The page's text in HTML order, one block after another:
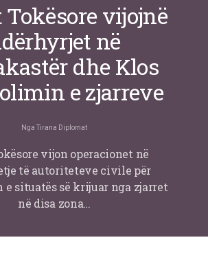
Tokësore vijojnë
në
dhe Klos
e zjarreve
Nga Tirana Diplomat
vijon operacionet në
të autoriteteve civile për
situatës së krijuar nga zjarret
në disa zona…